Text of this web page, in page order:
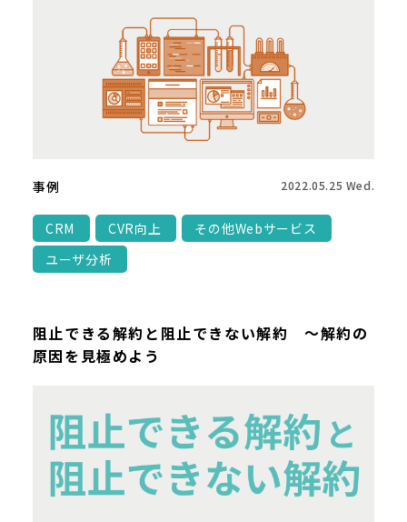
事例 2022.05.25 Wed.
CRM CVR向上
その他Webサービス
ユーザ分析
阻止できる解約と阻止できない解約 ～解約の
原因を見極めよう